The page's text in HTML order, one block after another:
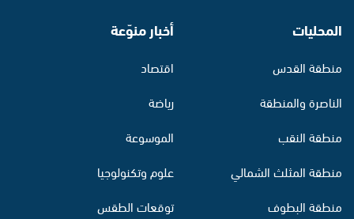
المحليات
منطقة القدس
الناصرة والمنطقة
منطقة النقب
منطقة المثلث الشمالي
منطقة البطوف
أخبار منوّعة
اقتصاد
رياضة
الموسوعة
علوم وتكنولوجيا
توقعات الطقس